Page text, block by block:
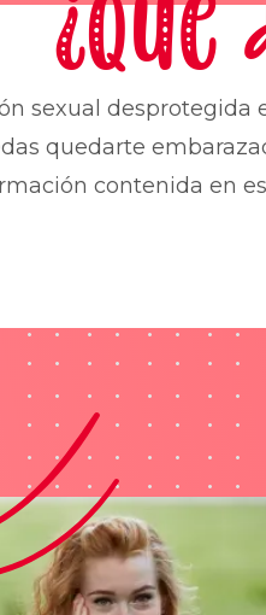
¿Qué
sexual desprotegida
quedarte
contenida en